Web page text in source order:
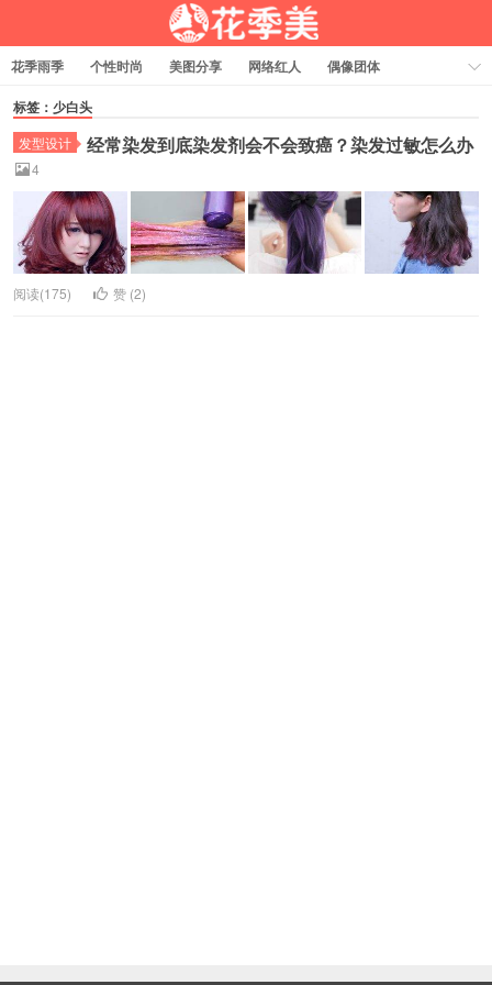
花季雨季 个性时尚 美图分享 网络红人
偶像团体
福利资源
热门排行
标签：少白头
发型设计 经常染发到底染发剂会不会致癌？染发过敏怎么办
4
阅读(175) 赞 (2)